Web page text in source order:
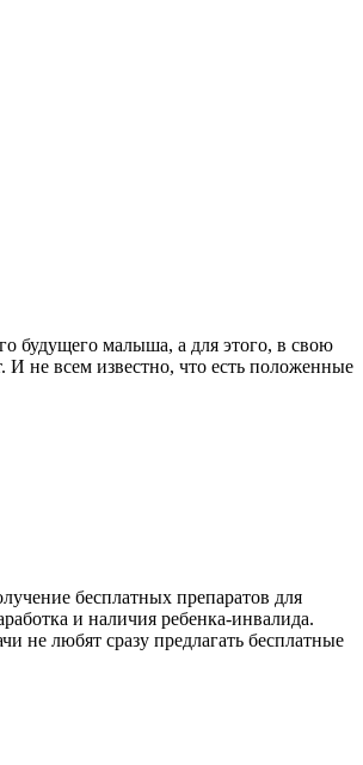
будущего малыша, а для этого, в свою
не всем известно, что есть положенные
бесплатных препаратов для
и наличия ребенка-инвалида.
не любят сразу предлагать бесплатные